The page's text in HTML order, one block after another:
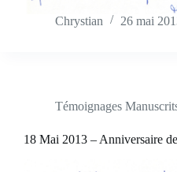
Chrystian 26 mai
Témoignages
18 Mai 2013 – Anniversaire